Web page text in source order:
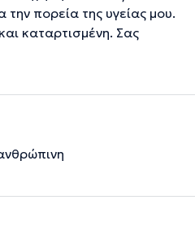
την πορεία της υγείας μου.
καταρτισμένη. Σας